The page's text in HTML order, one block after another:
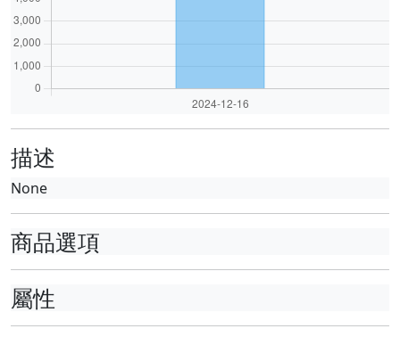
描述
None
商品選項
屬性